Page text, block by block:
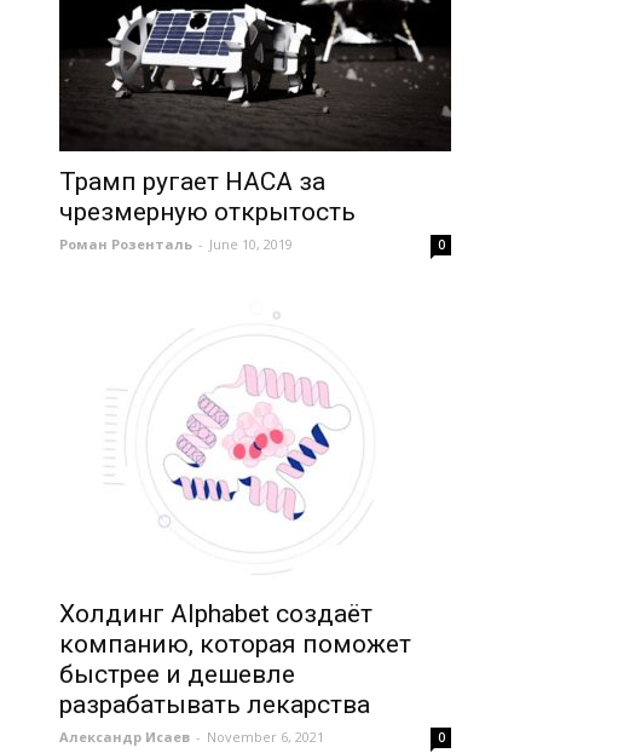
Трамп ругает НАСА за
чрезмерную открытость
Роман Розенталь - June 10, 2019 0
Холдинг Alphabet создаёт
компанию, которая поможет
быстрее и дешевле
разрабатывать лекарства
Александр Исаев - November 6, 2021 0